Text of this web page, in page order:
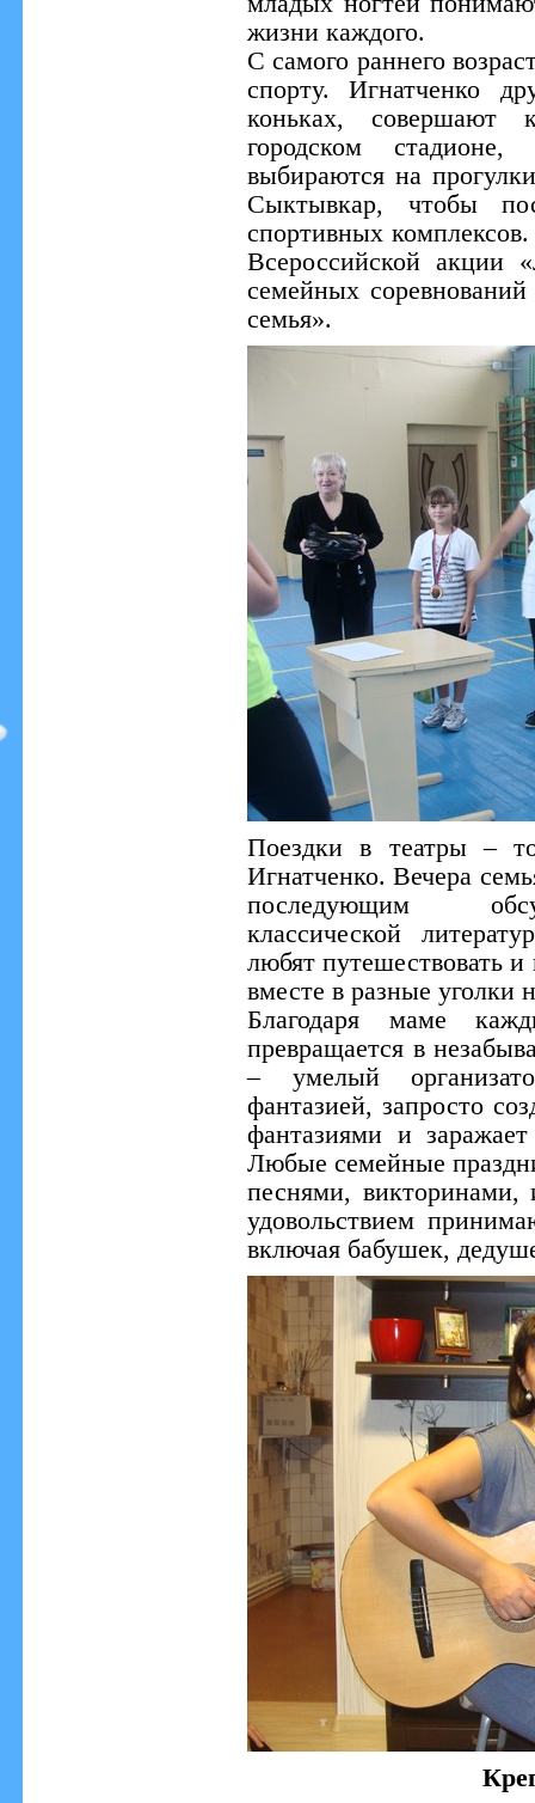
жизни каждого.
С самого раннего
спорту. Игнатченко
коньках, совершают
городском
выбираются на
Сыктывкар, чтобы
спортивных
Всероссийской акции
семейных
семья».
Поездки в театры –
Игнатченко. Вечера
последующим
классической
любят путешествовать
вместе в разные уголки
Благодаря маме
превращается в
– умелый
фантазией, запросто
фантазиями и
Любые семейные
песнями, викторинами,
удовольствием
включая бабушек,